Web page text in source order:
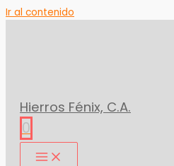
Ir al contenido
Hierros Fénix, C.A.
0